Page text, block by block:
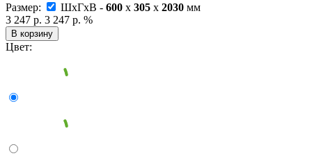
Размер:
ШxГxВ - 600 x 305 x 2030 мм
3 247 р. 3 247 р. %
В корзину
Цвет: